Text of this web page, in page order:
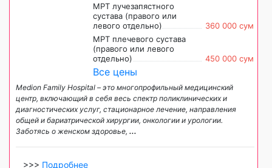
МРТ лучезапястного
сустава (правого или
левого отдельно)
360 000 сум
МРТ плечевого сустава
(правого или левого
отдельно)
450 000 сум
Все цены
Medion Family Hospital – это многопрофильный медицинский
центр, включающий в себя весь спектр поликлинических и
диагностических услуг, стационарное лечение, направления
общей и бариатрической хирургии, онкологии и урологии.
Заботясь о женском здоровье, ...
>>> Подробнее